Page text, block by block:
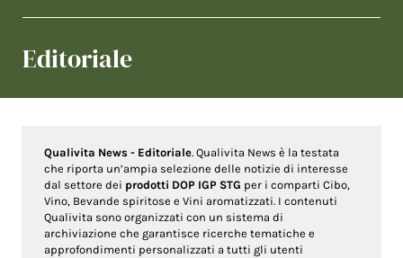
Editoriale
Qualivita News - Editoriale. Qualivita News è la testata
che riporta un’ampia selezione delle notizie di interesse
dal settore dei prodotti DOP IGP STG per i comparti Cibo,
Vino, Bevande spiritose e Vini aromatizzati. I contenuti
Qualivita sono organizzati con un sistema di
archiviazione che garantisce ricerche tematiche e
approfondimenti personalizzati a tutti gli utenti